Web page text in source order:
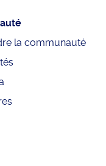
la communauté